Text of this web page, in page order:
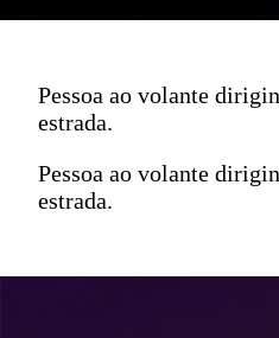
Pessoa ao volante
estrada.
Pessoa ao volante
estrada.